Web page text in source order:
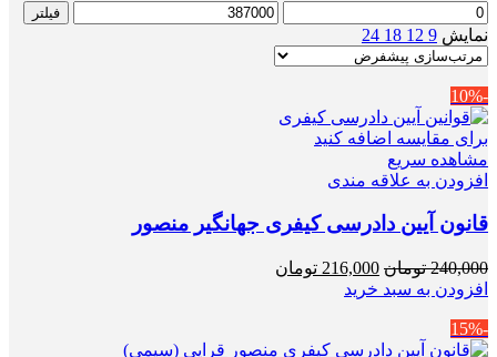
حداقل
قیمت
حداکثر
فیلتر
نمایش 9
12
18
24
-10%
برای مقایسه اضافه کنید
مشاهده سریع
افزودن به علاقه مندی
قانون آیین دادرسی کیفری جهانگیر منصور
240,000 تومان قیمت
اصلی
216,000 تومان
افزودن به سبد خرید
-15%